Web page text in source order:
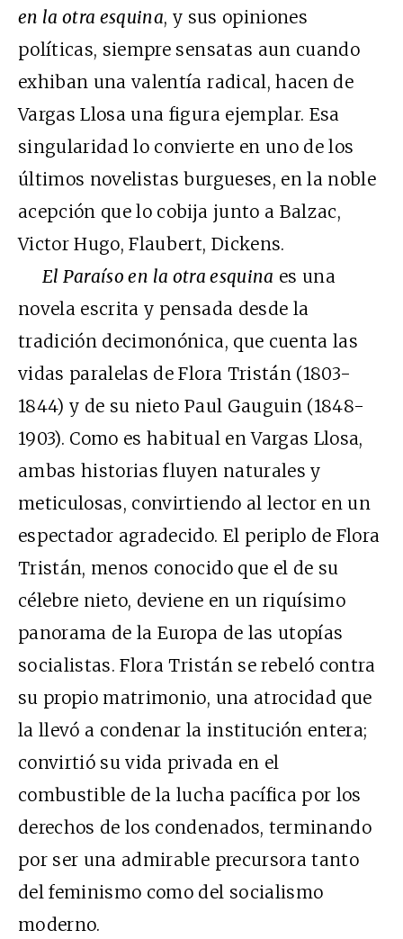
en la otra esquina, y sus opiniones
políticas, siempre sensatas aun cuando
exhiban una valentía radical, hacen de
Vargas Llosa una figura ejemplar. Esa
singularidad lo convierte en uno de los
últimos novelistas burgueses, en la noble
acepción que lo cobija junto a Balzac,
Victor Hugo, Flaubert, Dickens.
El Paraíso en la otra esquina es una
novela escrita y pensada desde la
tradición decimonónica, que cuenta las
vidas paralelas de Flora Tristán (1803-
1844) y de su nieto Paul Gauguin (1848-
1903). Como es habitual en Vargas Llosa,
ambas historias fluyen naturales y
meticulosas, convirtiendo al lector en un
espectador agradecido. El periplo de Flora
Tristán, menos conocido que el de su
célebre nieto, deviene en un riquísimo
panorama de la Europa de las utopías
socialistas. Flora Tristán se rebeló contra
su propio matrimonio, una atrocidad que
la llevó a condenar la institución entera;
convirtió su vida privada en el
combustible de la lucha pacífica por los
derechos de los condenados, terminando
por ser una admirable precursora tanto
del feminismo como del socialismo
moderno.